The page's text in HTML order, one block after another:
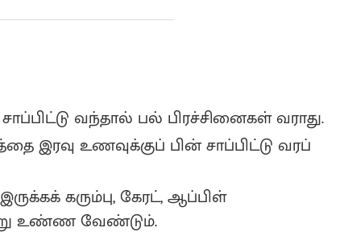
வந்தால் பல் பிரச்சினைகள் வராது.
இரவு உணவுக்குப் பின் சாப்பிட்டு வரப்
கரும்பு, கேரட், ஆப்பிள்
உண்ண வேண்டும்.